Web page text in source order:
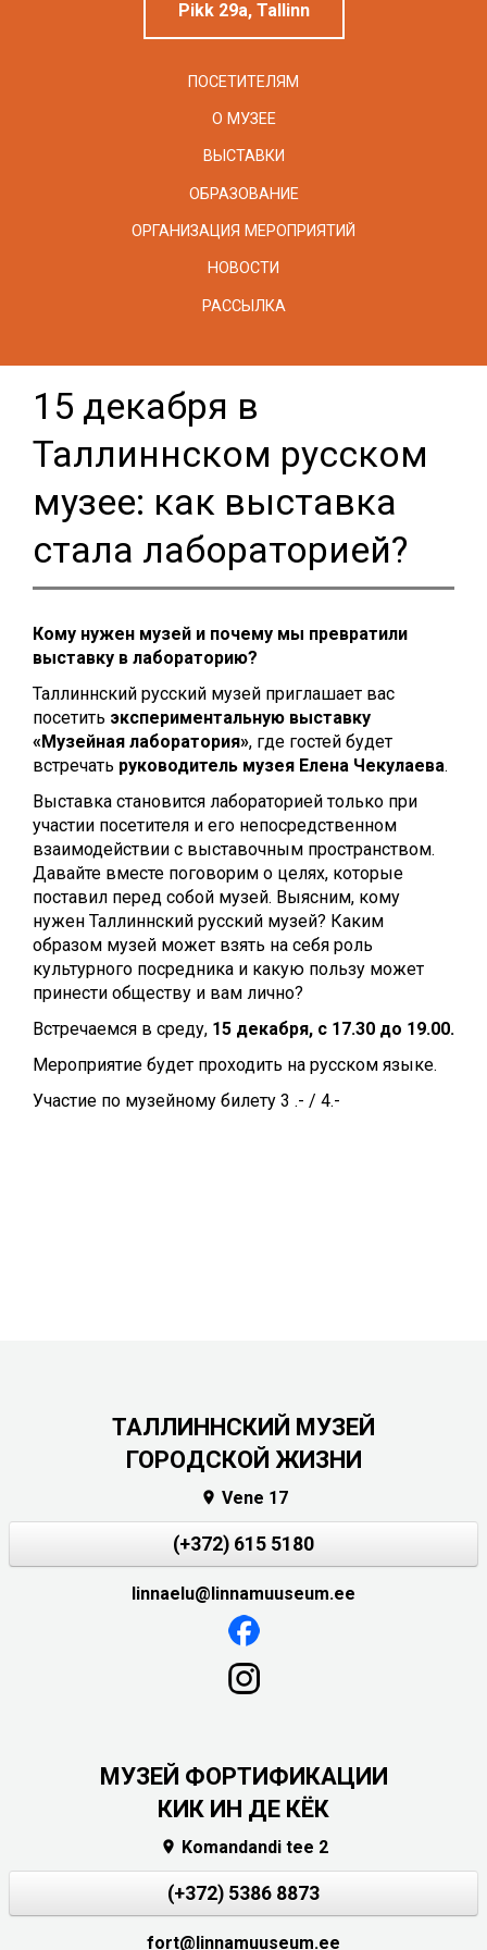
Pikk 29a, Tallinn
ПОСЕТИТЕЛЯМ
О МУЗЕЕ
ВЫСТАВКИ
ОБРАЗОВАНИЕ
ОРГАНИЗАЦИЯ МЕРОПРИЯТИЙ
НОВОСТИ
РАССЫЛКА
15 декабря в
Таллиннском русском
музее: как выставка
стала лабораторией?
Кому нужен музей и почему мы превратили
выставку в лабораторию?
Таллиннский русский музей приглашает вас
посетить экспериментальную выставку
«Музейная лаборатория», где гостей будет
встречать руководитель музея Елена Чекулаева.
Выставка становится лабораторией только при
участии посетителя и его непосредственном
взаимодействии с выставочным пространством.
Давайте вместе поговорим о целях, которые
поставил перед собой музей. Выясним, кому
нужен Таллиннский русский музей? Каким
образом музей может взять на себя роль
культурного посредника и какую пользу может
принести обществу и вам лично?
Встречаемся в среду, 15 декабря, с 17.30 до 19.00.
Мероприятие будет проходить на русском языке.
Участие по музейному билету 3 .- / 4.-
ТАЛЛИННСКИЙ МУЗЕЙ
ГОРОДСКОЙ ЖИЗНИ
 Vene 17
(+372) 615 5180
linnaelu@linnamuuseum.ee
МУЗЕЙ ФОРТИФИКАЦИИ
КИК ИН ДЕ КЁК
 Komandandi tee 2
(+372) 5386 8873
fort@linnamuuseum.ee